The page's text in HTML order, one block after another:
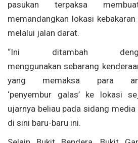
pasukan terpaksa
memandangkan lokasi
melalui jalan darat.
“Ini ditambah
menggunakan sebarang
yang memaksa para
‘penyembur galas’ ke lokasi
ujarnya beliau pada sidang
di sini baru-baru ini.